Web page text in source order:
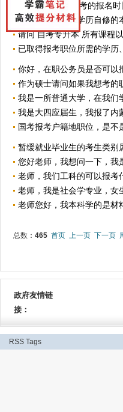
广东省2016年省考的报名时
退役军人，大专学历自修的
请问 自考专升本 所有课程
已取得报考职位所需的学历
你好，在职公务员是否可以
作为硕士请问如果我想考的
我是一所普通大学，在我们
我是大四应届生，我报了内
国考报考户籍地职位，是不
暂缓就业毕业生的考生类别
您好老师，我想问一下，我
老师，我们工科的可以报考
老师，我是社会学专业，女
老师您好，我本科学的是材
总数： 465 首页 上一页 下一页
政府友情链
接：
RSS Tags